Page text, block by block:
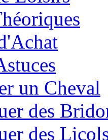
un Cheval
des
des